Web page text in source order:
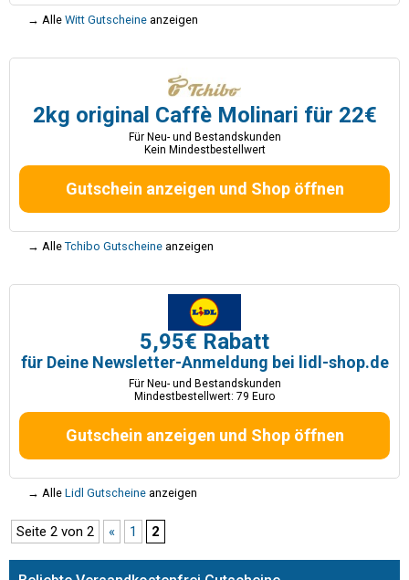
→ Alle Witt Gutscheine anzeigen
2kg original Caffè Molinari für 22€
Für Neu- und Bestandskunden
Kein Mindestbestellwert
Gutschein anzeigen und Shop öffnen
→ Alle Tchibo Gutscheine anzeigen
5,95€ Rabatt
für Deine Newsletter-Anmeldung bei lidl-shop.de
Für Neu- und Bestandskunden
Mindestbestellwert: 79 Euro
Gutschein anzeigen und Shop öffnen
→ Alle Lidl Gutscheine anzeigen
Seite 2 von 2 « 1 2